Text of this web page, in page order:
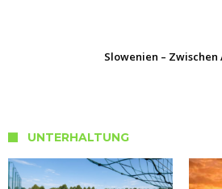
Slowenien –
UNTERHALTUNG